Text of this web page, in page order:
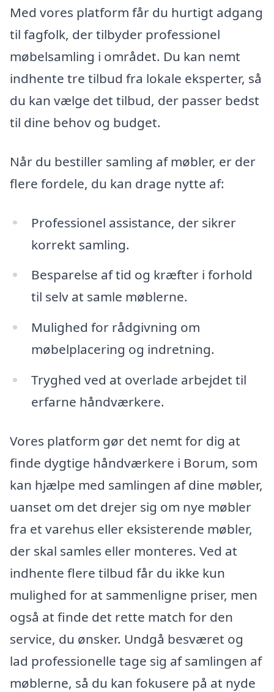
Med vores platform får du hurtigt adgang
til fagfolk, der tilbyder professionel
møbelsamling i området. Du kan nemt
indhente tre tilbud fra lokale eksperter, så
du kan vælge det tilbud, der passer bedst
til dine behov og budget.
Når du bestiller samling af møbler, er der
flere fordele, du kan drage nytte af:
Professionel assistance, der sikrer
korrekt samling.
Besparelse af tid og kræfter i forhold
til selv at samle møblerne.
Mulighed for rådgivning om
møbelplacering og indretning.
Tryghed ved at overlade arbejdet til
erfarne håndværkere.
Vores platform gør det nemt for dig at
finde dygtige håndværkere i Borum, som
kan hjælpe med samlingen af dine møbler,
uanset om det drejer sig om nye møbler
fra et varehus eller eksisterende møbler,
der skal samles eller monteres. Ved at
indhente flere tilbud får du ikke kun
mulighed for at sammenligne priser, men
også at finde det rette match for den
service, du ønsker. Undgå besværet og
lad professionelle tage sig af samlingen af
møblerne, så du kan fokusere på at nyde